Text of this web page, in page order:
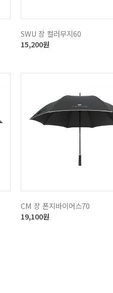
SWU 장 컬러무지60
15,200원
CM 장 폰지바이어스70
19,100원